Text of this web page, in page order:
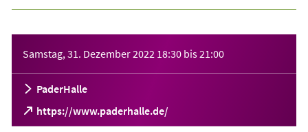
Samstag, 31. Dezember 2022 18:30 bis21:00
PaderHalle
https://www.paderhalle.de/
(Öffnet
in